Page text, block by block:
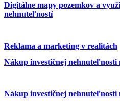
Digitálne mapy pozemkov a
nehnuteľností
Reklama a marketing v realitách
Nákup investičnej nehnuteľnosti
Nákup investičnej nehnuteľnosti